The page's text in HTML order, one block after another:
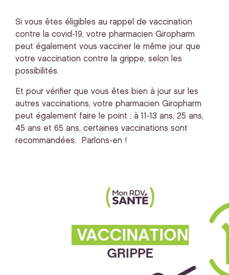
Si vous êtes éligibles au rappel de vaccination
contre la covid-19, votre pharmacien Giropharm
peut également vous vacciner le même jour que
votre vaccination contre la grippe, selon les
possibilités.
Et pour vérifier que vous êtes bien à jour sur les
autres vaccinations, votre pharmacien Giropharm
peut également faire le point : à 11-13 ans, 25 ans,
45 ans et 65 ans, certaines vaccinations sont
recommandées. Parlons-en !